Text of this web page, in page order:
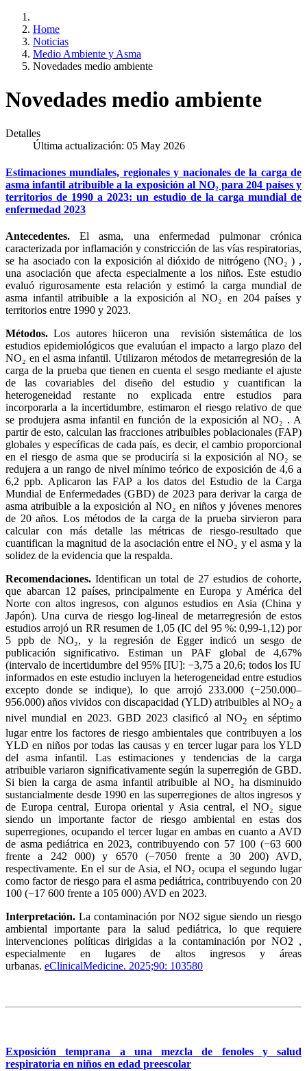
Home
Noticias
Medio Ambiente y Asma
Novedades medio ambiente
Novedades medio ambiente
Detalles
Última actualización: 05 May 2026
Estimaciones mundiales, regionales y nacionales de la carga de
asma infantil atribuible a la exposición al NO₂ para 204 países y
territorios de 1990 a 2023: un estudio de la carga mundial de
enfermedad 2023
Antecedentes.El asma, una enfermedad pulmonar crónica
caracterizada por inflamación y constricción de las vías respiratorias,
se ha asociado con la exposición al dióxido de nitrógeno (NO₂ ) ,
una asociación que afecta especialmente a los niños. Este estudio
evaluó rigurosamente esta relación y estimó la carga mundial de
asma infantil atribuible a la exposición al NO₂ en 204 países y
territorios entre 1990 y 2023.
Métodos.Los autores hiiceron una revisión sistemática de los
estudios epidemiológicos que evaluúan el impacto a largo plazo del
NO₂ en el asma infantil. Utilizaron métodos de metarregresión de la
carga de la prueba que tienen en cuenta el sesgo mediante el ajuste
de las covariables del diseño del estudio y cuantifican la
heterogeneidad restante no explicada entre estudios para
incorporarla a la incertidumbre, estimaron el riesgo relativo de que
se produjera asma infantil en función de la exposición al NO₂ . A
partir de esto, calculan las fracciones atribuibles poblacionales (FAP)
globales y específicas de cada país, es decir, el cambio proporcional
en el riesgo de asma que se produciría si la exposición al NO₂ se
redujera a un rango de nivel mínimo teórico de exposición de 4,6 a
6,2 ppb. Aplicaron las FAP a los datos del Estudio de la Carga
Mundial de Enfermedades (GBD) de 2023 para derivar la carga de
asma atribuible a la exposición al NO₂ en niños y jóvenes menores
de 20 años. Los métodos de la carga de la prueba sirvieron para
calcular con más detalle las métricas de riesgo-resultado que
cuantifican la magnitud de la asociación entre el NO₂ y el asma y la
solidez de la evidencia que la respalda.
Recomendaciones.Identifican un total de 27 estudios de cohorte,
que abarcan 12 países, principalmente en Europa y América del
Norte con altos ingresos, con algunos estudios en Asia (China y
Japón). Una curva de riesgo log-lineal de metarregresión de estos
estudios arrojó un RR resumen de 1,05 (IC del 95 %: 0,99-1,12) por
5 ppb de NO₂, y la regresión de Egger indicó un sesgo de
publicación significativo. Estiman un PAF global de 4,67%
(intervalo de incertidumbre del 95% [IU]: −3,75 a 20,6; todos los IU
informados en este estudio incluyen la heterogeneidad entre estudios
excepto donde se indique), lo que arrojó 233.000 (−250.000–
956.000) años vividos con discapacidad (YLD) atribuibles al NO2 a
nivel mundial en 2023. GBD 2023 clasificó al NO2 en séptimo
lugar entre los factores de riesgo ambientales que contribuyen a los
YLD en niños por todas las causas y en tercer lugar para los YLD
del asma infantil. Las estimaciones y tendencias de la carga
atribuible variaron significativamente según la superregión de GBD.
Si bien la carga de asma infantil atribuible al NO₂ ha disminuido
sustancialmente desde 1990 en las superregiones de altos ingresos y
de Europa central, Europa oriental y Asia central, el NO₂ sigue
siendo un importante factor de riesgo ambiental en estas dos
superregiones, ocupando el tercer lugar en ambas en cuanto a AVD
de asma pediátrica en 2023, contribuyendo con 57 100 (−63 600
frente a 242 000) y 6570 (−7050 frente a 30 200) AVD,
respectivamente. En el sur de Asia, el NO₂ ocupa el segundo lugar
como factor de riesgo para el asma pediátrica, contribuyendo con 20
100 (−17 600 frente a 105 000) AVD en 2023.
Interpretación. La contaminación por NO2 sigue siendo un riesgo
ambiental importante para la salud pediátrica, lo que requiere
intervenciones políticas dirigidas a la contaminación por NO2 ,
especialmente en lugares de altos ingresos y áreas
urbanas. eClinicalMedicine. 2025;90: 103580
Exposición temprana a una mezcla de fenoles y salud
respiratoria en niños en edad preescolar